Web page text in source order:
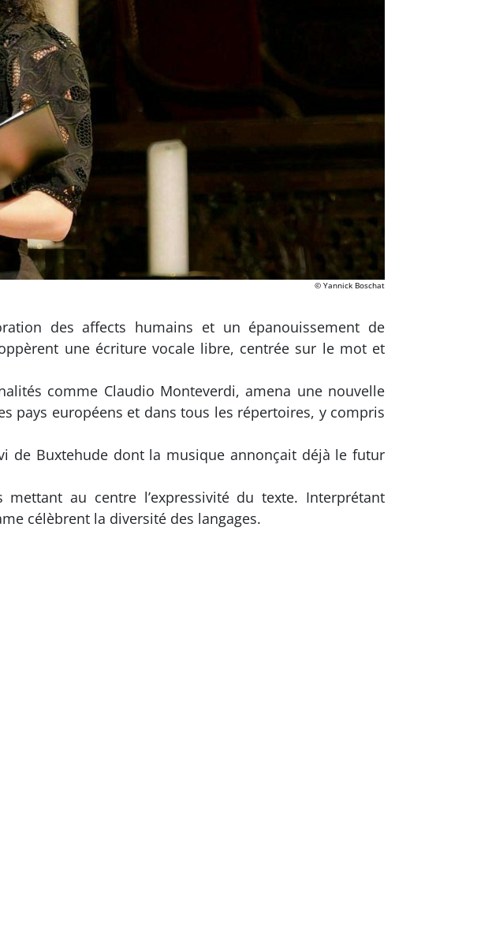
© Yannick Boschat
des affects humains et un épanouissement de
une écriture vocale libre, centrée sur le mot et
comme Claudio Monteverdi, amena une nouvelle
pays européens et dans tous les répertoires, y compris
de Buxtehude dont la musique annonçait déjà le futur
au centre l’expressivité du texte. Interprétant
célèbrent la diversité des langages.